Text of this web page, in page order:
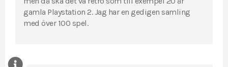
gamla Playstation 2. Jag har en gedigen samling
med över 100 spel.